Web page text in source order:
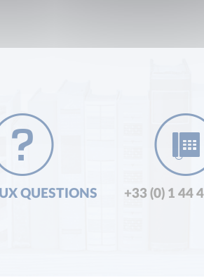
QUESTIONS +33 (0) 1 44